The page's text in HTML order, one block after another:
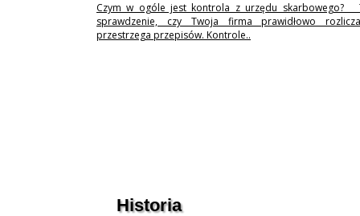
Czym w ogóle jest kontrola z urzędu skarbowego?
sprawdzenie, czy Twoja firma prawidłowo
przestrzega przepisów. Kontrole..
Historia